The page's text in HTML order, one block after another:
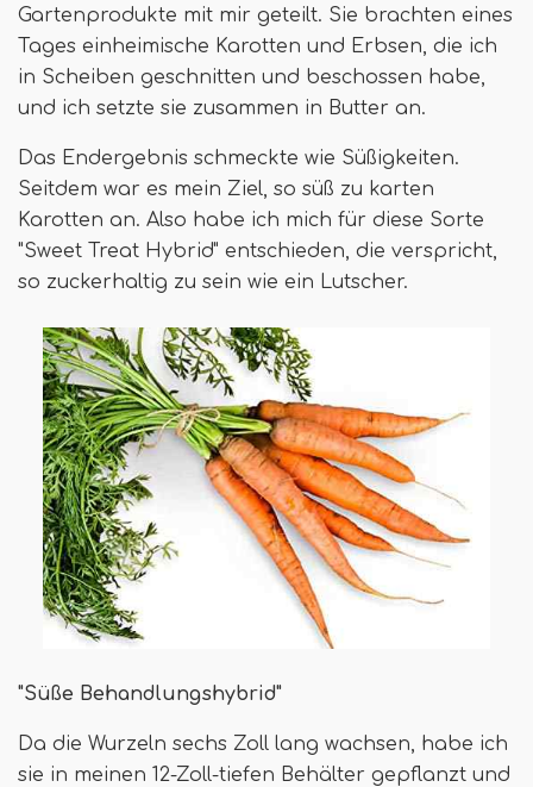
Gartenprodukte mit mir geteilt. Sie brachten eines
Tages einheimische Karotten und Erbsen, die ich
in Scheiben geschnitten und beschossen habe,
und ich setzte sie zusammen in Butter an.
Das Endergebnis schmeckte wie Süßigkeiten.
Seitdem war es mein Ziel, so süß zu karten
Karotten an. Also habe ich mich für diese Sorte
"Sweet Treat Hybrid" entschieden, die verspricht,
so zuckerhaltig zu sein wie ein Lutscher.
"Süße Behandlungshybrid"
Da die Wurzeln sechs Zoll lang wachsen, habe ich
sie in meinen 12-Zoll-tiefen Behälter gepflanzt und